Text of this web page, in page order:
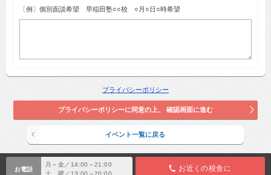
〔例〕個別面談希望 早稲田塾○○校 ○月○日○時希望
プライバシーポリシー
お電話
月～金／14:00～21:00
土 曜／13:00～20:00
お近くの校舎に